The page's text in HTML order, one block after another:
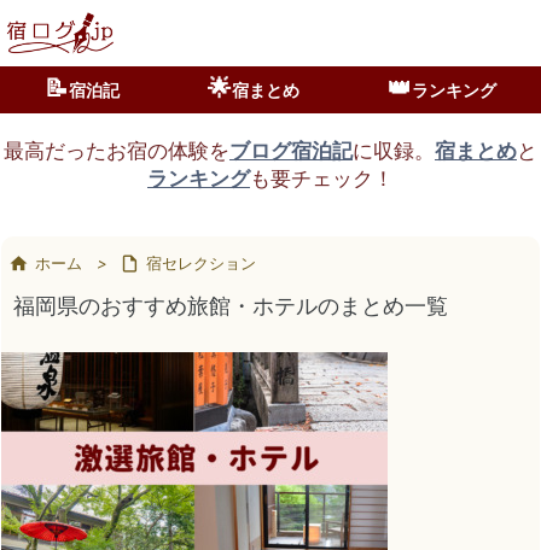
📝宿泊記 🌟宿まとめ 👑ランキング
最高だったお宿の体験をブログ宿泊記に収録。 宿まとめと
ランキングも要チェック！
 ホーム >  宿セレクション
福岡県のおすすめ旅館・ホテルのまとめ一覧